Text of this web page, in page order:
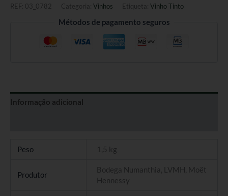
REF: 03_0782 Categoria: Vinhos Etiqueta: Vinho Tinto
Métodos de pagamento seguros
Informação adicional
Peso 1,5 kg
Produtor
Bodega Numanthia, LVMH, Moët
Hennessy